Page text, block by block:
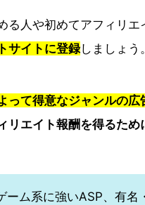
る人や初めてアフィリエ
サイトに登録しましょう。
って得意なジャンルの広
リエイト報酬を得るた
ーム系に強いASP、有名